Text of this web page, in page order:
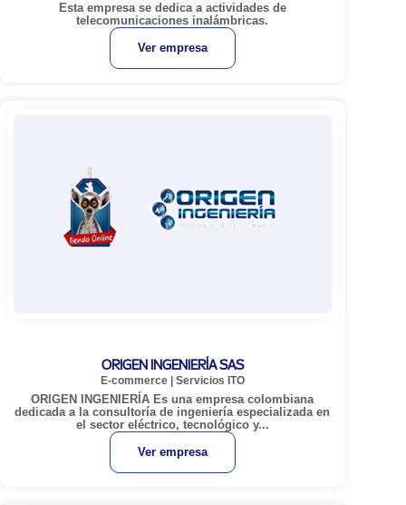
Esta empresa se dedica a actividades de
telecomunicaciones inalámbricas.
Ver empresa
ORIGEN INGENIERÍA SAS
E-commerce| Servicios ITO
ORIGEN INGENIERÍA Es una empresa colombiana
dedicada a la consultoría de ingeniería especializada en
el sector eléctrico, tecnológico y...
Ver empresa